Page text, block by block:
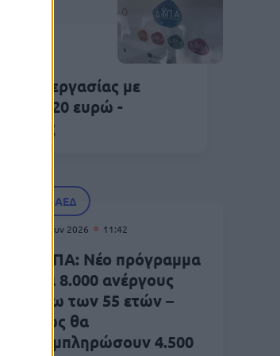
εργασίας με
14.220 ευρώ -
ΟΑΕΔ
21 Ιουν 2026 11:42
ΔΥΠΑ: Νέο πρόγραμμα
για 8.000 ανέργους
άνω των 55 ετών –
Πώς θα
συμπληρώσουν 4.500